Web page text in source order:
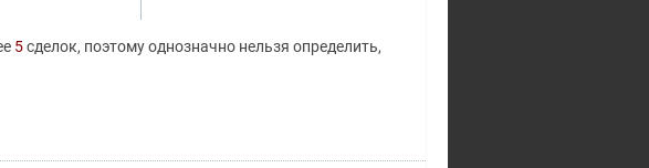
5сделок, поэтому однозначно нельзя определить,